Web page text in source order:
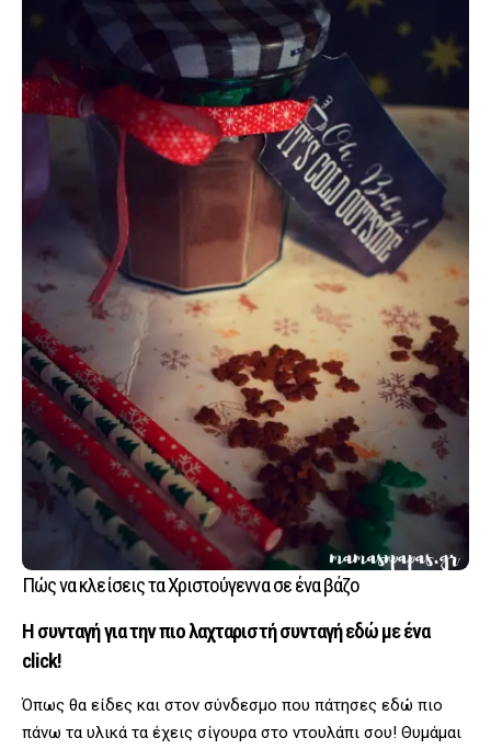
Πώς να κλείσεις τα Χριστούγεννα σε ένα βάζο
Η συνταγή για την πιο λαχταριστή συνταγή εδώ με ένα
click!
Όπως θα είδες και στον σύνδεσμο που πάτησες εδώ πιο
πάνω τα υλικά τα έχεις σίγουρα στο ντουλάπι σου! Θυμάμαι